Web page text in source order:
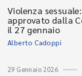
Violenza
approvato dalla
il 27 gennaio
Alberto Cadoppi
29 Gennaio 2026